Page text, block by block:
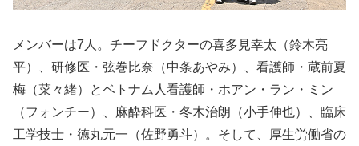
メンバーは7人。チーフドクターの喜多見幸太（鈴木亮
平）、研修医・弦巻比奈（中条あやみ）、看護師・蔵前夏
梅（菜々緒）とベトナム人看護師・ホアン・ラン・ミン
（フォンチー）、麻酔科医・冬木治朗（小手伸也）、臨床
工学技士・徳丸元一（佐野勇斗）。そして、厚生労働省の